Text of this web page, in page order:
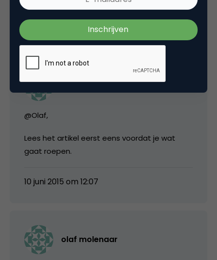
10 juni 2015 om 10:32
@Olaf,
Lees het artikel eerst eens voordat je wat
gaat roepen.
10 juni 2015 om 12:07
olaf molenaar